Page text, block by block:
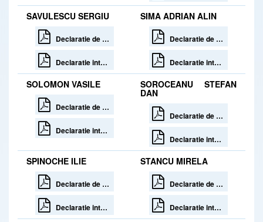
SAVULESCU SERGIU
Declaratie de avere
Declaratie interese
SIMA ADRIAN ALIN
Declaratie de avere
Declaratie interese
SOLOMON VASILE
Declaratie de avere
Declaratie interese
SOROCEANU STEFAN
DAN
Declaratie de avere
Declaratie interese
SPINOCHE ILIE
Declaratie de avere 30 zile de la incetare
Declaratie interese 30 zile de la incetare
STANCU MIRELA
Declaratie de avere
Declaratie interese